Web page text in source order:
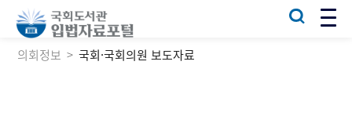
의회정보 국회·국회의원 보도자료